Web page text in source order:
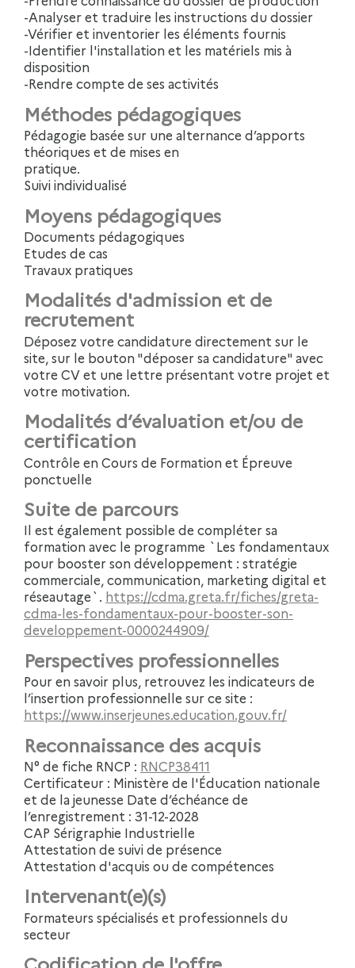
-Analyser et traduire les instructions du dossier
-Vérifier et inventorier les éléments fournis
-Identifier l'installation et les matériels mis à
disposition
-Rendre compte de ses activités
Méthodes pédagogiques
Pédagogie basée sur une alternance d’apports
théoriques et de mises en
pratique.
Suivi individualisé
Moyens pédagogiques
Documents pédagogiques
Etudes de cas
Travaux pratiques
Modalités d'admission et de
recrutement
Déposez votre candidature directement sur le
site, sur le bouton "déposer sa candidature" avec
votre CV et une lettre présentant votre projet et
votre motivation.
Modalités d’évaluation et/ou de
certification
Contrôle en Cours de Formation et Épreuve
ponctuelle
Suite de parcours
Il est également possible de compléter sa
formation avec le programme `Les fondamentaux
pour booster son développement : stratégie
commerciale, communication, marketing digital et
réseautage`. https://cdma.greta.fr/fiches/greta-
cdma-les-fondamentaux-pour-booster-son-
developpement-0000244909/
Perspectives professionnelles
Pour en savoir plus, retrouvez les indicateurs de
l’insertion professionnelle sur ce site :
https://www.inserjeunes.education.gouv.fr/
Reconnaissance des acquis
N° de fiche RNCP : RNCP38411
Certificateur : Ministère de l'Éducation nationale
et de la jeunesse Date d’échéance de
l’enregistrement : 31-12-2028
CAP Sérigraphie Industrielle
Attestation de suivi de présence
Attestation d'acquis ou de compétences
Intervenant(e)(s)
Formateurs spécialisés et professionnels du
secteur